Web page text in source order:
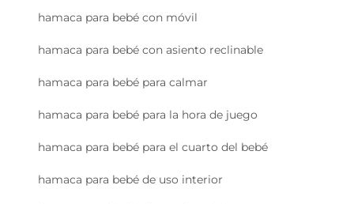
hamaca para bebé con móvil
hamaca para bebé con asiento reclinable
hamaca para bebé para calmar
hamaca para bebé para la hora de juego
hamaca para bebé para el cuarto del bebé
hamaca para bebé de uso interior